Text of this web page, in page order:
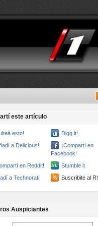
este artículo
esto!
Digg it!
a Delicious!
¡Compartí en
Facebook!
en Reddit!
Stumble it
a Technorati
Suscribite al
Auspiciantes